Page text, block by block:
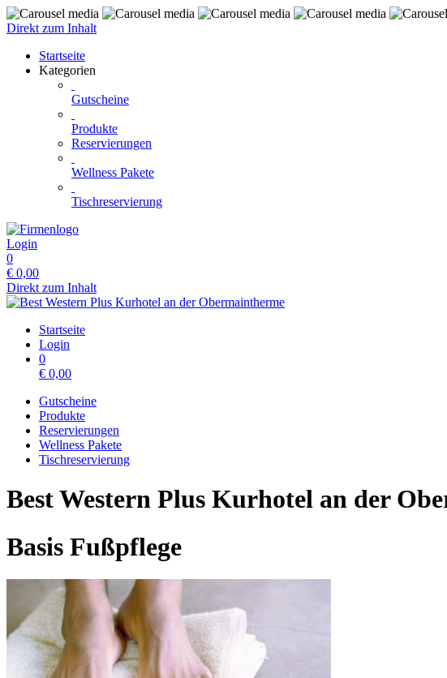
Direkt zum Inhalt
Startseite
Kategorien
Gutscheine
Produkte
Reservierungen
Wellness Pakete
Tischreservierung
Login
0
€ 0,00
Direkt zum Inhalt
Startseite
Login
0
€ 0,00
Gutscheine
Produkte
Reservierungen
Wellness Pakete
Tischreservierung
Best Western Plus Kurhotel an der
Basis Fußpflege